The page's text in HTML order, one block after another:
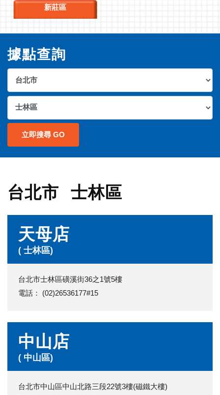
新莊區
據點查詢
立即搜尋 GO
台北市 士林區
天母店
( 士林區)
台北市士林區磺溪街36之1號5樓
電話： (02)26536177#15
中山店
( 中山區)
台北市中山區中山北路三段22號3樓(磁鐵大樓)